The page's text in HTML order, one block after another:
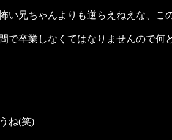
い兄ちゃんよりも逆らえねえな、こ
で卒業しなくてはなりませんので
ね(笑)